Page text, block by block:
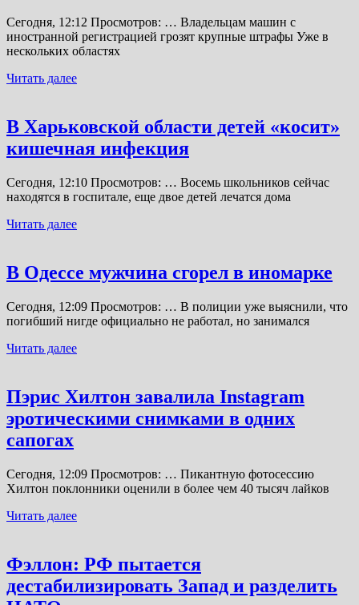
Сегодня, 12:12 Просмотров: … Владельцам машин с
иностранной регистрацией грозят крупные штрафы Уже в
нескольких областях
Читать далее
В Харьковской области детей «косит»
кишечная инфекция
Сегодня, 12:10 Просмотров: … Восемь школьников сейчас
находятся в госпитале, еще двое детей лечатся дома
Читать далее
В Одессе мужчина сгорел в иномарке
Сегодня, 12:09 Просмотров: … В полиции уже выяснили, что
погибший нигде официально не работал, но занимался
Читать далее
Пэрис Хилтон завалила Instagram
эротическими снимками в одних
сапогах
Сегодня, 12:09 Просмотров: … Пикантную фотосессию
Хилтон поклонники оценили в более чем 40 тысяч лайков
Читать далее
Фэллон: РФ пытается
дестабилизировать Запад и разделить